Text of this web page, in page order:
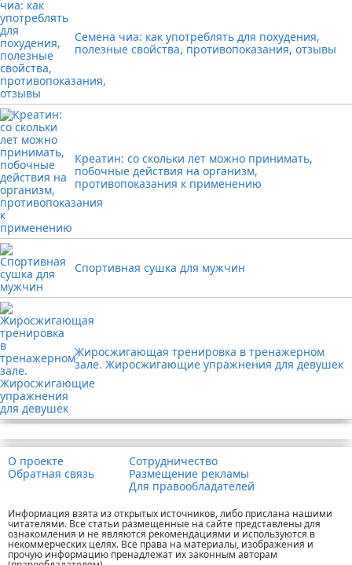
Семена чиа: как употреблять для похудения,
полезные свойства, противопоказания, отзывы
Креатин: со скольки лет можно принимать,
побочные действия на организм,
противопоказания к применению
Спортивная сушка для мужчин
Жиросжигающая тренировка в тренажерном
зале. Жиросжигающие упражнения для девушек
О проекте
Обратная связь
Сотрудничество
Размещение рекламы
Для правообладателей
Информация взята из открытых источников, либо прислана нашими
читателями. Все статьи размещенные на сайте представлены для
ознакомления и не являются рекомендациями и используются в
некоммерческих целях. Все права на материалы, изображения и
прочую информацию пренадлежат их законным авторам